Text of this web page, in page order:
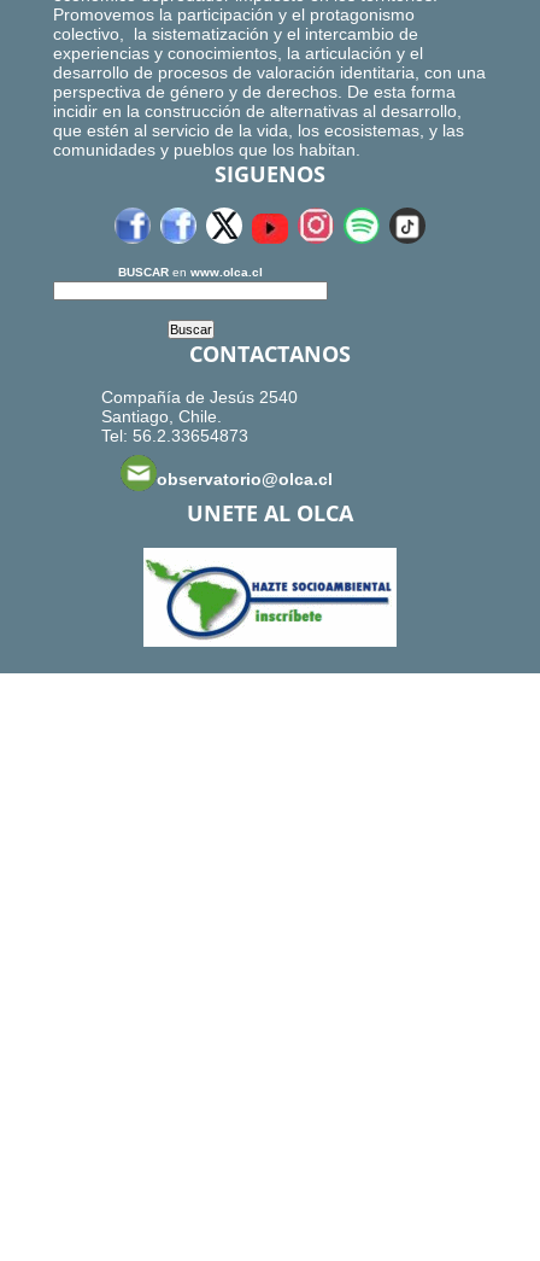
Promovemos la participación y el protagonismo
colectivo, la sistematización y el intercambio de
experiencias y conocimientos, la articulación y el
desarrollo de procesos de valoración identitaria, con una
perspectiva de género y de derechos. De esta forma
incidir en la construcción de alternativas al desarrollo,
que estén al servicio de la vida, los ecosistemas, y las
comunidades y pueblos que los habitan.
SIGUENOS
BUSCAR en www.olca.cl
CONTACTANOS
Compañía de Jesús 2540
Santiago, Chile.
Tel: 56.2.33654873
observatorio@olca.cl
UNETE AL OLCA